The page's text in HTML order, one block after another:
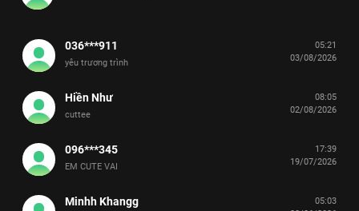
036***911
yêu trương trình
05:21
03/08/2026
Hiền Như
cuttee
08:05
02/08/2026
096***345
EM CUTE VAI
17:39
19/07/2026
Minhh Khangg
05:03